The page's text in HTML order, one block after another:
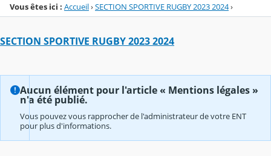
Vous êtes ici : Accueil›SECTION SPORTIVE RUGBY 2023 2024›
SECTION SPORTIVE RUGBY 2023 2024
Aucun élément pour l'article « Mentions légales »
n'a été publié.
Vous pouvez vous rapprocher de l'administrateur de votre ENT
pour plus d'informations.